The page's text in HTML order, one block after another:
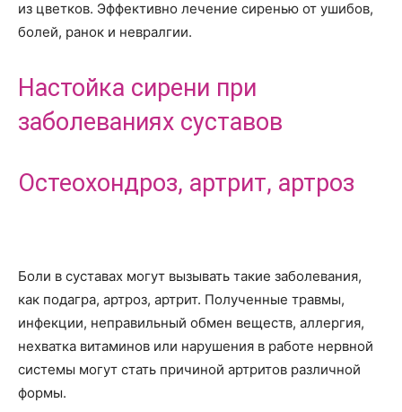
из цветков. Эффективно лечение сиренью от ушибов,
болей, ранок и невралгии.
Настойка сирени при
заболеваниях суставов
Остеохондроз, артрит, артроз
Боли в суставах могут вызывать такие заболевания,
как подагра, артроз, артрит. Полученные травмы,
инфекции, неправильный обмен веществ, аллергия,
нехватка витаминов или нарушения в работе нервной
системы могут стать причиной артритов различной
формы.